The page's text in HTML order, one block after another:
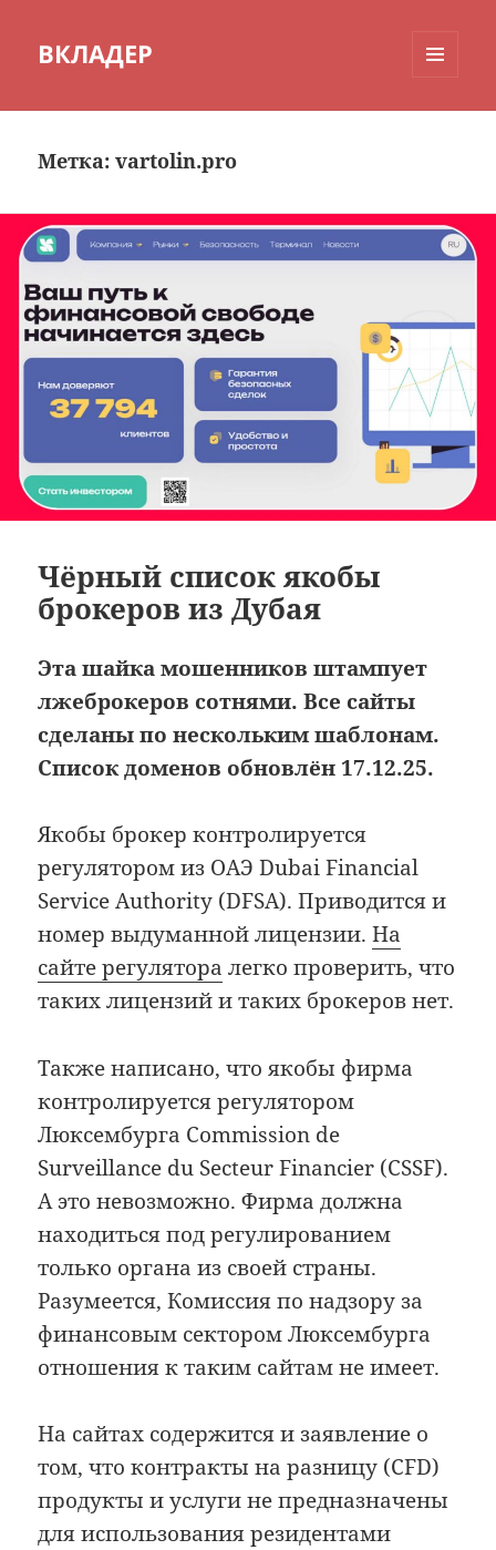
ВКЛАДЕР
Метка:vartolin.pro
Чёрный список якобы
брокеров из Дубая
Эта шайка мошенников штампует
лжеброкеров сотнями. Все сайты
сделаны по нескольким шаблонам.
Список доменов обновлён 17.12.25.
Якобы брокер контролируется
регулятором из ОАЭ Dubai Financial
Service Authority (DFSA). Приводится и
номер выдуманной лицензии.На
сайте регулятора легко проверить, что
таких лицензий и таких брокеров нет.
Также написано, что якобы фирма
контролируется регулятором
Люксембурга Commission de
Surveillance du Secteur Financier (CSSF).
А это невозможно. Фирма должна
находиться под регулированием
только органа из своей страны.
Разумеется, Комиссия по надзору за
финансовым сектором Люксембурга
отношения к таким сайтам не имеет.
На сайтах содержится и заявление о
том, что контракты на разницу (CFD)
продукты и услуги не предназначены
для использования резидентами